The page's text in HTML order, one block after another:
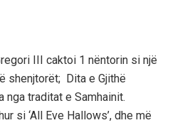
III caktoi 1 nëntorin si një
shenjtorët; Dita e Gjithë
traditat e Samhainit.
si ‘All Eve Hallows’, dhe më